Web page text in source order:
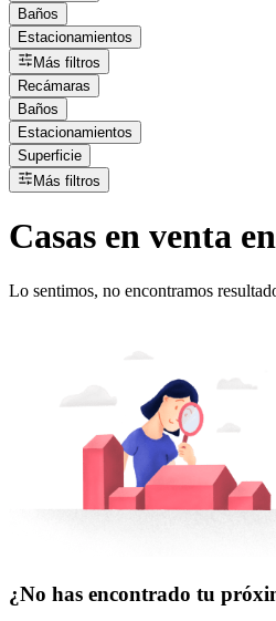
Baños
Estacionamientos
Más filtros
Recámaras
Baños
Estacionamientos
Superficie
Más filtros
Casas en venta
Lo sentimos, no encontramos
¿No has encontrado tu